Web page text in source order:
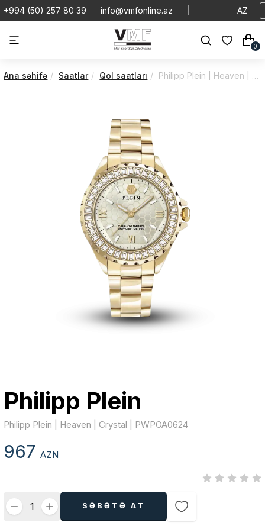
+994 (50) 257 80 39 info@vmfonline.az AZ
0
Ana səhifə Saatlar Qol saatları Philipp Plein | Heaven | Crystal | PWPOA0624
Philipp Plein
Philipp Plein | Heaven | Crystal | PWPOA0624
967AZN
SƏBƏTƏ AT